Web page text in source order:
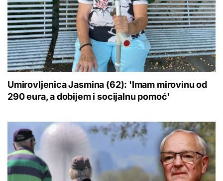
Umirovljenica Jasmina (62): 'Imam mirovinu od
290 eura, a dobijem i socijalnu pomoć'